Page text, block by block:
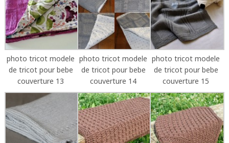
photo tricot modele
de tricot pour bebe
couverture 13
photo tricot modele
de tricot pour bebe
couverture 14
photo tricot modele
de tricot pour bebe
couverture 15